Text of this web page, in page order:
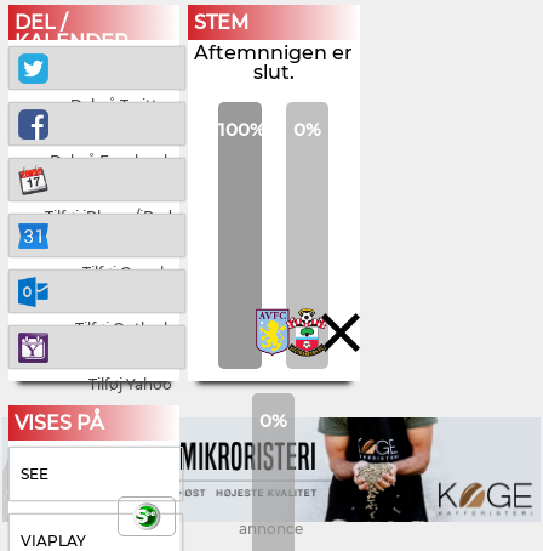
DEL /
KALENDER
Del på Twitter
Del på Facebook
Tilføj iPhone/iPad
Tilføj Google
Tilføj Outlook
Tilføj Yahoo
STEM
Aftemnnigen er
slut.
100% 0%
0%
VISES PÅ
SEE
VIAPLAY
annonce